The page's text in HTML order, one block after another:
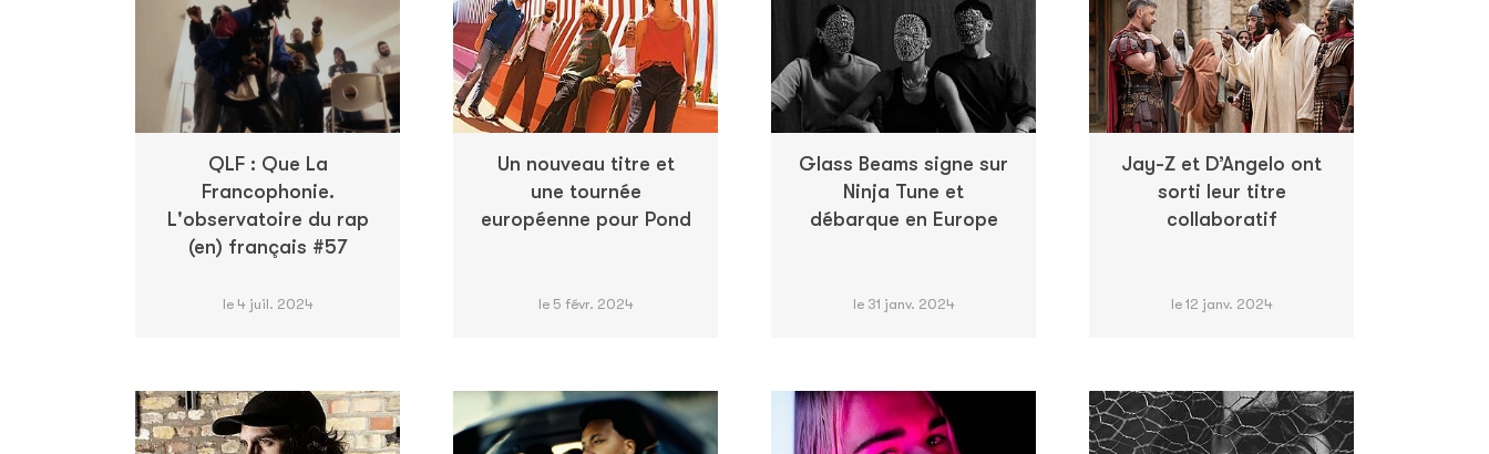
QLF : Que La
Francophonie.
L'observatoire du rap
(en) français #57
le 4 juil. 2024
Un nouveau titre et
une tournée
européenne pour Pond
le 5 févr. 2024
Glass Beams signe sur
Ninja Tune et
débarque en Europe
le 31 janv. 2024
Jay-Z et D’Angelo ont
sorti leur titre
collaboratif
le 12 janv. 2024